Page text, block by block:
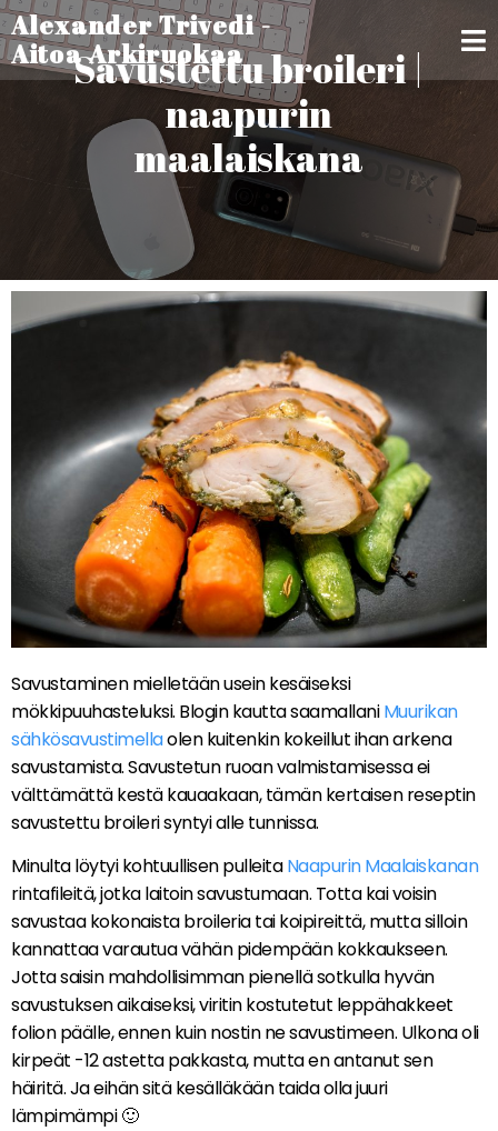
Alexander Trivedi -
Aitoa Arkiruokaa
Savustettu broileri |
naapurin
maalaiskana
Savustaminen mielletään usein kesäiseksi
mökkipuuhasteluksi. Blogin kautta saamallaniMuurikan
sähkösavustimellaolen kuitenkin kokeillut ihan arkena
savustamista. Savustetun ruoan valmistamisessa ei
välttämättä kestä kauaakaan, tämän kertaisen reseptin
savustettu broileri syntyi alle tunnissa.
Minulta löytyi kohtuullisen pulleitaNaapurin Maalaiskanan
rintafileitä, jotka laitoin savustumaan. Totta kai voisin
savustaa kokonaista broileria tai koipireittä, mutta silloin
kannattaa varautua vähän pidempään kokkaukseen.
Jotta saisin mahdollisimman pienellä sotkulla hyvän
savustuksen aikaiseksi, viritin kostutetut leppähakkeet
folion päälle, ennen kuin nostin ne savustimeen. Ulkona oli
kirpeät -12 astetta pakkasta, mutta en antanut sen
häiritä. Ja eihän sitä kesälläkään taida olla juuri
lämpimämpi 🙂